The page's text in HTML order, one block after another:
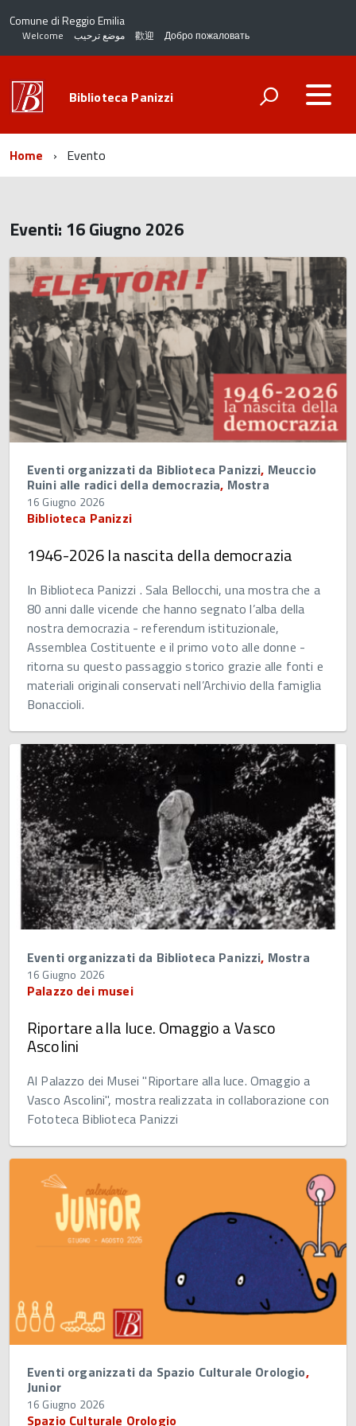
Comune di Reggio Emilia
Welcome موضع ترحيب 歡迎 Добро пожаловать
Biblioteca Panizzi
Home Evento
Eventi: 16 Giugno 2026
Eventi organizzati da Biblioteca Panizzi, Meuccio
Ruini alle radici della democrazia, Mostra
16 Giugno 2026
Biblioteca Panizzi
1946-2026 la nascita della democrazia
In Biblioteca Panizzi . Sala Bellocchi, una mostra che a
80 anni dalle vicende che hanno segnato l’alba della
nostra democrazia - referendum istituzionale,
Assemblea Costituente e il primo voto alle donne -
ritorna su questo passaggio storico grazie alle fonti e
materiali originali conservati nell’Archivio della famiglia
Bonaccioli.
Eventi organizzati da Biblioteca Panizzi, Mostra
16 Giugno 2026
Palazzo dei musei
Riportare alla luce. Omaggio a Vasco
Ascolini
Al Palazzo dei Musei "Riportare alla luce. Omaggio a
Vasco Ascolini", mostra realizzata in collaborazione con
Fototeca Biblioteca Panizzi
Eventi organizzati da Spazio Culturale Orologio,
Junior
16 Giugno 2026
Spazio Culturale Orologio